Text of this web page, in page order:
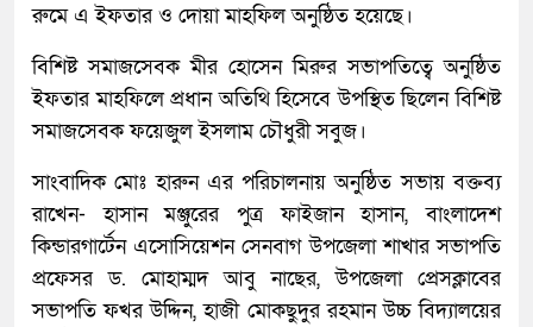
রুমে এ ইফতার ও দোয়া মাহফিল অনুষ্ঠিত হয়েছে।
বিশিষ্ট সমাজসেবক মীর হোসেন মিরুর সভাপতিত্বে অনুষ্ঠিত
ইফতার মাহফিলে প্রধান অতিথি হিসেবে উপস্থিত ছিলেন বিশিষ্ট
সমাজসেবক ফয়েজুল ইসলাম চৌধুরী সবুজ।
সাংবাদিক মোঃ হারুন এর পরিচালনায় অনুষ্ঠিত সভায় বক্তব্য
রাখেন- হাসান মঞ্জুরের পুত্র ফাইজান হাসান, বাংলাদেশ
কিন্ডারগার্টেন এসোসিয়েশন সেনবাগ উপজেলা শাখার সভাপতি
প্রফেসর ড. মোহাম্মদ আবু নাছের, উপজেলা প্রেসক্লাবের
সভাপতি ফখর উদ্দিন, হাজী মোকছুদুর রহমান উচ্চ বিদ্যালয়ের